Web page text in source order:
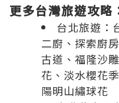
更多台灣旅遊攻略
台北旅遊：
二廚 、 探索廚房
古道 、 福隆沙雕
花 、 淡水櫻花季
陽明山繡球花